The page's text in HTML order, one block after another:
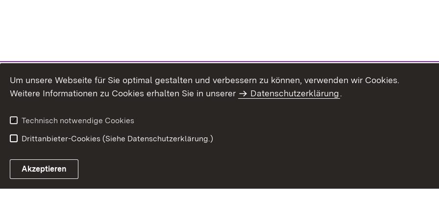
Um unsere Webseite für Sie optimal gestalten und verbessern zu können, verwenden wir Cookies.
Weitere Informationen zu Cookies erhalten Sie in unserer
Datenschutzerklärung.
Technisch notwendige Cookies
Drittanbieter-Cookies (Siehe Datenschutzerklärung.)
Akzeptieren